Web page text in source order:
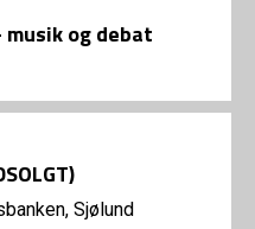
musik og debat
Sjølund